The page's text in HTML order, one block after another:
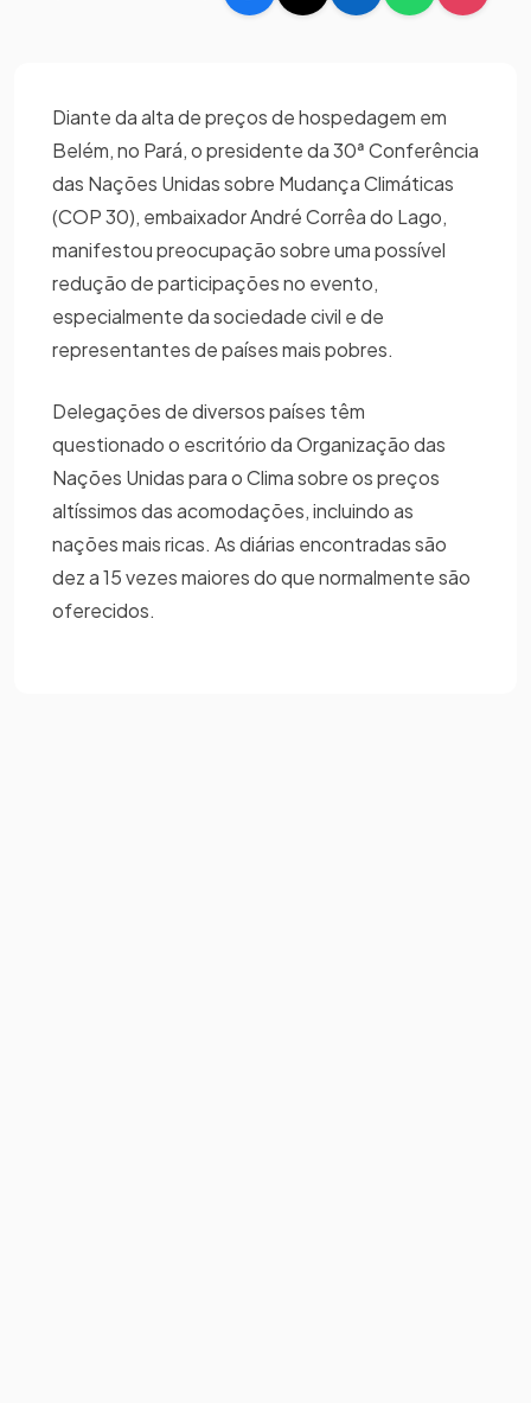
Diante da alta de preços de hospedagem em
Belém, no Pará, o presidente da 30ª Conferência
das Nações Unidas sobre Mudança Climáticas
(COP 30), embaixador André Corrêa do Lago,
manifestou preocupação sobre uma possível
redução de participações no evento,
especialmente da sociedade civil e de
representantes de países mais pobres.
Delegações de diversos países têm
questionado o escritório da Organização das
Nações Unidas para o Clima sobre os preços
altíssimos das acomodações, incluindo as
nações mais ricas. As diárias encontradas são
dez a 15 vezes maiores do que normalmente são
oferecidos.